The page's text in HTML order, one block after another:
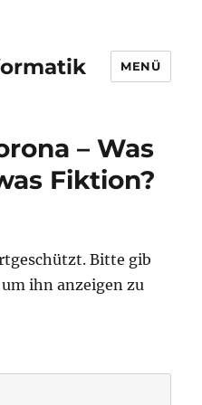
MENÜ
– Was
Fiktion?
Bitte gib
ihn anzeigen zu